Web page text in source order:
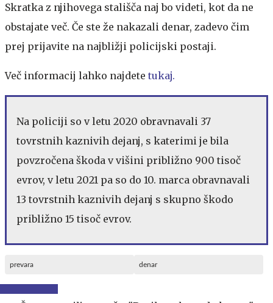
Skratka z njihovega stališča naj bo videti, kot da ne
obstajate več. Če ste že nakazali denar, zadevo čim
prej prijavite na najbližji policijski postaji.
Več informacij lahko najdete tukaj.
Na policiji so v letu 2020 obravnavali 37
tovrstnih kaznivih dejanj, s katerimi je bila
povzročena škoda v višini približno 900 tisoč
evrov, v letu 2021 pa so do 10. marca obravnavali
13 tovrstnih kaznivih dejanj s skupno škodo
približno 15 tisoč evrov.
prevara denar